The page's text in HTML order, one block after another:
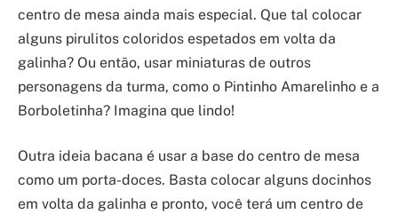
centro de mesa ainda mais especial. Que tal colocar
alguns pirulitos coloridos espetados em volta da
galinha? Ou então, usar miniaturas de outros
personagens da turma, como o Pintinho Amarelinho e a
Borboletinha? Imagina que lindo!
Outra ideia bacana é usar a base do centro de mesa
como um porta-doces. Basta colocar alguns docinhos
em volta da galinha e pronto, você terá um centro de